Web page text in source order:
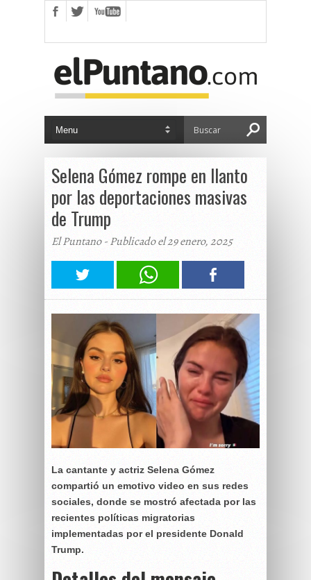
Selena Gómez rompe en llanto
por las deportaciones masivas
de Trump
El Puntano - Publicado el 29 enero, 2025
La cantante y actriz Selena Gómez
compartió un emotivo video en sus redes
sociales, donde se mostró afectada por las
recientes políticas migratorias
implementadas por el presidente Donald
Trump.